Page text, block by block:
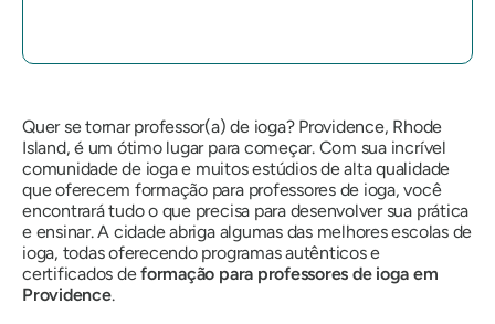
Quer se tornar professor(a) de ioga? Providence, Rhode
Island, é um ótimo lugar para começar. Com sua incrível
comunidade de ioga e muitos estúdios de alta qualidade
que oferecem formação para professores de ioga, você
encontrará tudo o que precisa para desenvolver sua prática
e ensinar. A cidade abriga algumas das melhores escolas de
ioga, todas oferecendo programas autênticos e
certificados deformação para professores de ioga em
Providence.